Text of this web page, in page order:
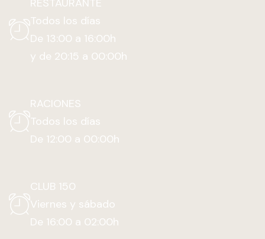
RESTAURANTE
Todos los días
De 13:00 a 16:00h
y de 20:15 a 00:00h
RACIONES
Todos los días
De 12:00 a 00:00h
CLUB 150
Viernes y sábado
De 16:00 a 02:00h